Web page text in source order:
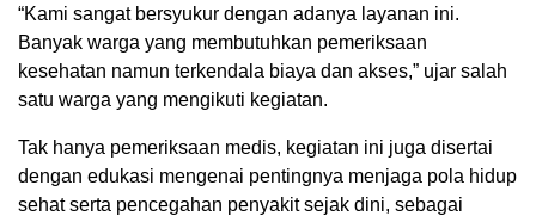
“Kami sangat bersyukur dengan adanya layanan ini.
Banyak warga yang membutuhkan pemeriksaan
kesehatan namun terkendala biaya dan akses,” ujar salah
satu warga yang mengikuti kegiatan.
Tak hanya pemeriksaan medis, kegiatan ini juga disertai
dengan edukasi mengenai pentingnya menjaga pola hidup
sehat serta pencegahan penyakit sejak dini, sebagai